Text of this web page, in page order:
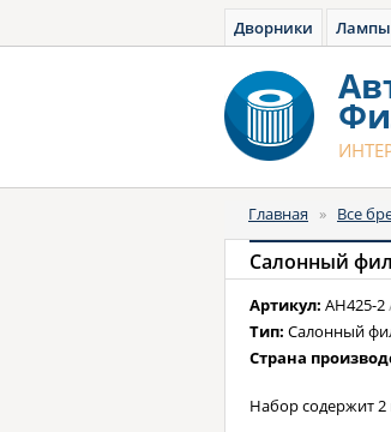
Дворники Лампы
Главная » Все
Салонный
Артикул: AH425-2
Тип: Салонный
Страна
Набор содержит